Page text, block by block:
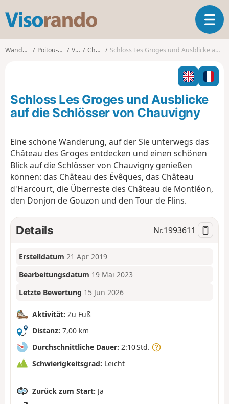
s
o
T
o
l
n
n
Wanderungen Poitou-Charentes Vienne Chauvigny Schloss Les Groges und Ausblicke auf die Schlösser von Chauvigny
Schloss Les Groges und Ausblicke
auf die Schlösser von Chauvigny
Eine schöne Wanderung, auf der Sie unterwegs das
Château des Groges entdecken und einen schönen
Blick auf die Schlösser von Chauvigny genießen
können: das Château des Évêques, das Château
d'Harcourt, die Überreste des Château de Montléon,
den Donjon de Gouzon und den Tour de Flins.
Details Nr.1993611
Erstelldatum 21 Apr 2019
Bearbeitungsdatum 19 Mai 2023
Letzte Bewertung 15 Jun 2026
Aktivität: Zu Fuß
Distanz: 7,00 km
Durchschnittliche Dauer: 2:10 Std.
Schwierigkeitsgrad: Leicht
Zurück zum Start: Ja